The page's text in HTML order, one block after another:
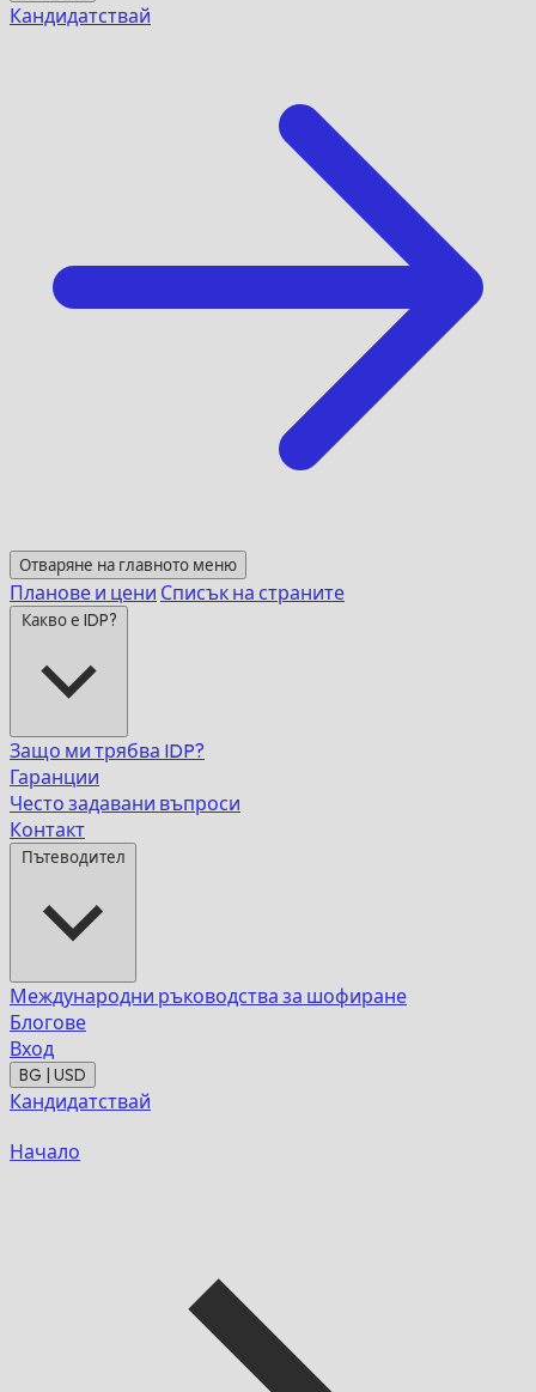
Кандидатствай
Отваряне на главното меню
Планове и цени Списък на страните
Какво е IDP?
Защо ми трябва IDP?
Гаранции
Често задавани въпроси
Контакт
Пътеводител
Международни ръководства за шофиране
Блогове
Вход
BG | USD
Кандидатствай
Начало